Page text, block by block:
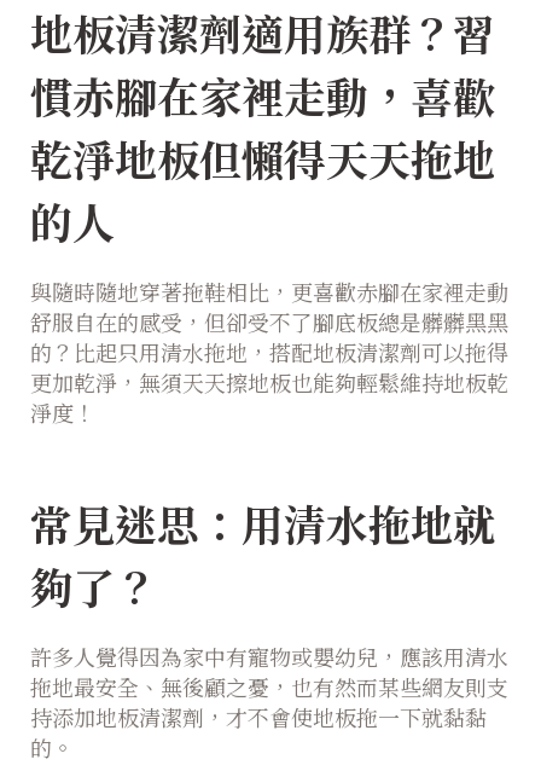
地板清潔劑適用族群？習
慣赤腳在家裡走動，喜歡
乾淨地板但懶得天天拖地
的人
與隨時隨地穿著拖鞋相比，更喜歡赤腳在家裡走動
舒服自在的感受，但卻受不了腳底板總是髒髒黑黑
的？比起只用清水拖地，搭配地板清潔劑可以拖得
更加乾淨，無須天天擦地板也能夠輕鬆維持地板乾
淨度！
常見迷思：用清水拖地就
夠了？
許多人覺得因為家中有寵物或嬰幼兒，應該用清水
拖地最安全、無後顧之憂，也有然而某些網友則支
持添加地板清潔劑，才不會使地板拖一下就黏黏
的。